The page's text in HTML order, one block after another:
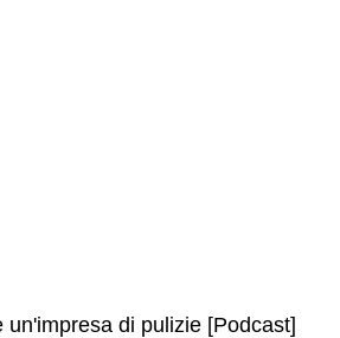
un'impresa di pulizie [Podcast]